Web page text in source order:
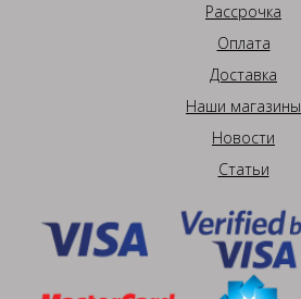
Рассрочка
Оплата
Доставка
Наши магазины
Новости
Статьи